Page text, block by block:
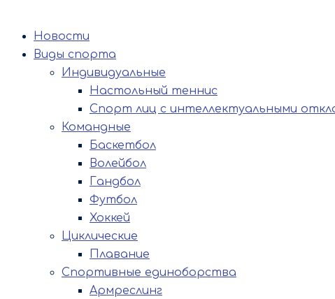
Новости
Виды спорта
Индивидуальные
Настольный теннис
Спорт лиц с интеллектуальными
Командные
Баскетбол
Волейбол
Гандбол
Футбол
Хоккей
Циклические
Плавание
Спортивные единоборства
Армреслинг